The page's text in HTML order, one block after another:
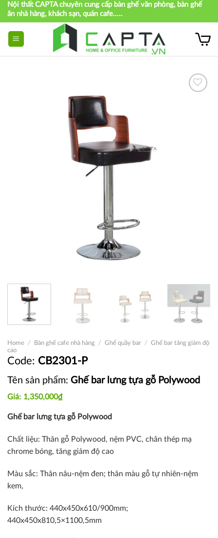
Skip
content
Nội thất CAPTA chuyên cung cấp bàn ghế văn phòng, bàn ghế
ăn nhà hàng, khách sạn, quán cafe.....
Home / Bàn ghế cafe nhà hàng / Ghế quầy bar / Ghế bar tăng giảm độ
cao
CB2301-P
Tên sản phẩm: Ghế bar lưng tựa gỗ Polywood
1,350,000₫
Ghế bar lưng tựa gỗ Polywood
Chất liệu: Thân gỗ Polywood, nệm PVC, chân thép mạ
chrome bóng, tăng giảm độ cao
Màu sắc: Thân nâu-nệm đen; thân màu gỗ tự nhiên-nệm
kem,
Kích thước: 440x450x610/900mm;
440x450x810,5×1100,5mm